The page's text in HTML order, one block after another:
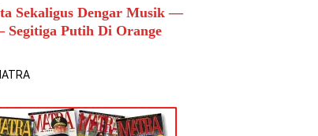
Sekaligus Dengar Musik —
Putih Di Orange